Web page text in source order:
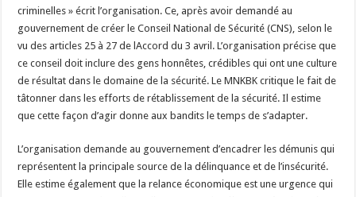
criminelles » écrit l’organisation. Ce, après avoir demandé au
gouvernement de créer le Conseil National de Sécurité (CNS), selon le
vu des articles 25 à 27 de lAccord du 3 avril. L’organisation précise que
ce conseil doit inclure des gens honnêtes, crédibles qui ont une culture
de résultat dans le domaine de la sécurité. Le MNKBK critique le fait de
tâtonner dans les efforts de rétablissement de la sécurité. Il estime
que cette façon d’agir donne aux bandits le temps de s’adapter.
L’organisation demande au gouvernement d’encadrer les démunis qui
représentent la principale source de la délinquance et de l’insécurité.
Elle estime également que la relance économique est une urgence qui